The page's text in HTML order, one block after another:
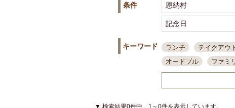
条件
キーワード ランチ テイクアウ
オードブル
ファミ
接待・会食
ちょい
結婚式二次会
▼ 検索結果0件中、1～0件を表示しています。